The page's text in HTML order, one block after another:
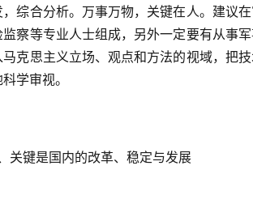
，综合分析。万事万物，关键在人。建议
监察等专业人士组成，另外一定要有从事
克思主义立场、观点和方法的视域，把
学审视。
关键是国内的改革、稳定与发展